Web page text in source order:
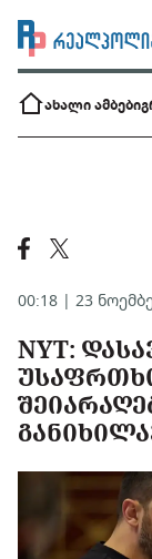
ახალი ამბები
00:18 | 23
NYT: